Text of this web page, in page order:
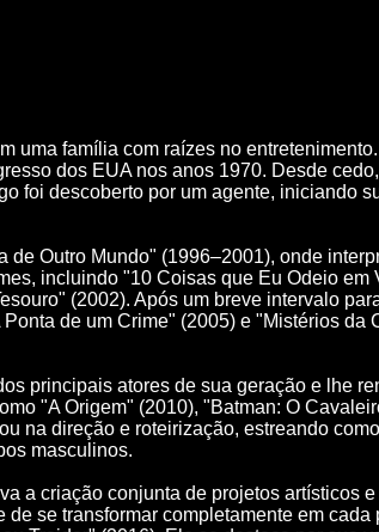
uma família com raízes no
dos EUA nos anos 1970. Desde
foi descoberto por um agente, iniciando
Outro Mundo" (1996–2001), onde
incluindo "10 Coisas que Eu Odeio em
(2002). Após um breve intervalo
de um Crime" (2005) e "Mistérios da
principais atores de sua geração e lhe
"A Origem" (2010), "Batman: O
na direção e roteirização, estreando
masculinos​.
a criação conjunta de projetos artísticos
se transformar completamente em cada